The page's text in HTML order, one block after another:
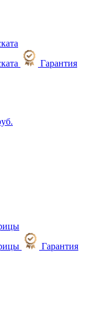
Гарантия
Гарантия